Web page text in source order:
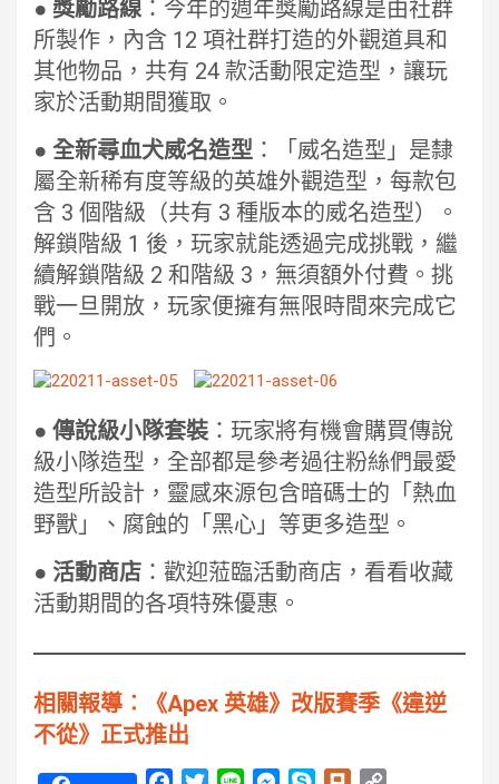
● 獎勵路線 ：今年的週年獎勵路線是由社群
所製作，內含 12 項社群打造的外觀道具和
其他物品，共有 24 款活動限定造型，讓玩
家於活動期間獲取。
● 全新尋血犬威名造型 ：「威名造型」是隸
屬全新稀有度等級的英雄外觀造型，每款包
含 3 個階級（共有 3 種版本的威名造型）。
解鎖階級 1 後，玩家就能透過完成挑戰，繼
續解鎖階級 2 和階級 3，無須額外付費。挑
戰一旦開放，玩家便擁有無限時間來完成它
們。
● 傳說級小隊套裝：玩家將有機會購買傳說
級小隊造型，全部都是參考過往粉絲們最愛
造型所設計，靈感來源包含暗碼士的「熱血
野獸」、腐蝕的「黑心」等更多造型。
● 活動商店 ：歡迎蒞臨活動商店，看看收藏
活動期間的各項特殊優惠。
相關報導︰《Apex 英雄》改版賽季《違逆
不從》正式推出